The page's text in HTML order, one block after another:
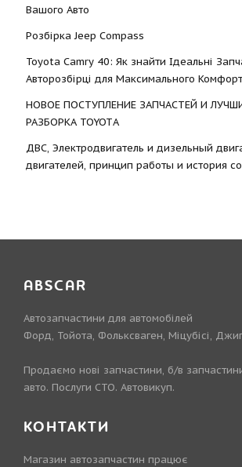
Вашого Авто
Розбірка Jeep Compass
Toyota Camry 40: Як знайти Ідеальні
Авторозбірці для Максимального
НОВОЕ ПОСТУПЛЕНИЕ ЗАПЧАСТЕЙ И
РАЗБОРКА TOYOTА
ДВС, Электродвигатель и дизельный
двигателей, принцип работы и история
ABSCAR
Автозапчастини для автомобілей
Форд, Тойота, Фольксваген, Міцубісі,
Продаємо нові запчастини, б/в
авто. Послуги СТО. Автовикуп.
КОНТАКТИ
Магазин автозапчастин працює